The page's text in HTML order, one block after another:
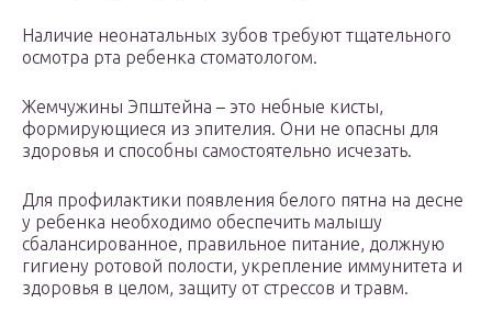
Наличие неонатальных зубов требуют тщательного
осмотра рта ребенка стоматологом.
Жемчужины Эпштейна – это небные кисты,
формирующиеся из эпителия. Они не опасны для
здоровья и способны самостоятельно исчезать.
Для профилактики появления белого пятна на десне
у ребенка необходимо обеспечить малышу
сбалансированное, правильное питание, должную
гигиену ротовой полости, укрепление иммунитета и
здоровья в целом, защиту от стрессов и травм.